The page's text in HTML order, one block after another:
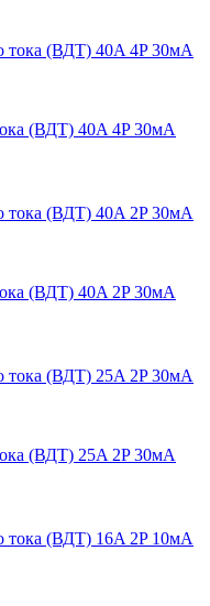
(ВДТ) 40A 4P 30мА
(ВДТ) 40A 2P 30мА
(ВДТ) 25A 2P 30мА